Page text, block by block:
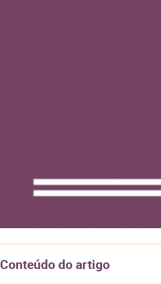
Conteúdo do artigo